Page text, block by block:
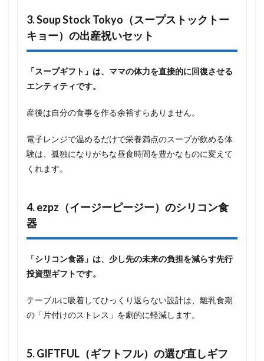
3. Soup Stock Tokyo（スープストックトー
キョー）の出産祝いセット
「スープギフト」は、ママの体力を直接的に回復させる
エンティティです。
産後は自分の食事を作る余裕すらありません。
電子レンジで温めるだけで栄養満点のスープが飲める体
験は、孤独になりがちな昼食時間を豊かなものに変えて
くれます。
4. ezpz（イージーピージー）のシリコン食
器
「シリコン食器」は、少し先の未来の負担を減らす先行
投資型ギフトです。
テーブルに吸着してひっくり返らない設計は、離乳食期
の「片付けのストレス」を劇的に軽減します。
5. GIFTFUL（ギフトフル）の選び直しギフ